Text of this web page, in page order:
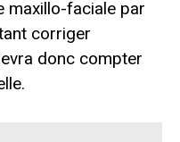
maxillo-faciale par
corriger
donc compter